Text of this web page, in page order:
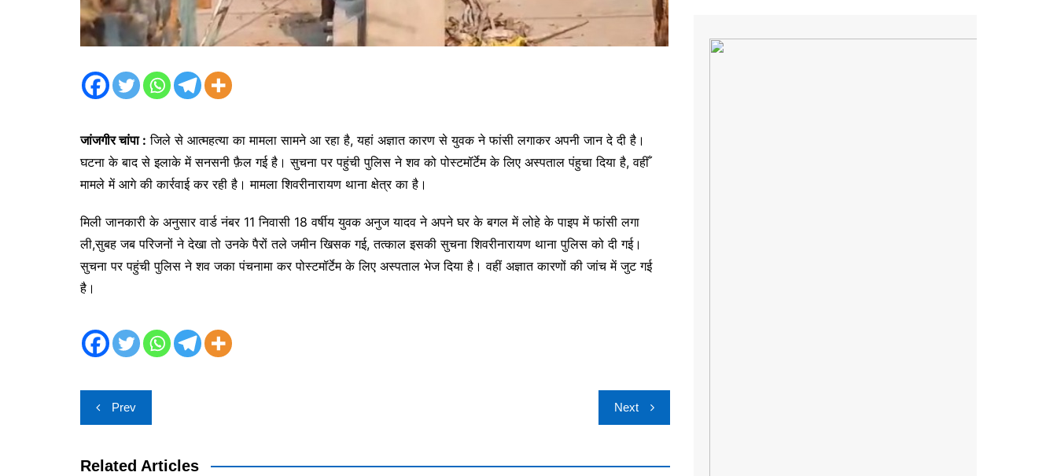
जांजगीर चांपा : जिले से आत्महत्या का मामला सामने आ रहा है, यहां अज्ञात कारण से युवक ने फांसी लगाकर अपनी जान दे दी है।
घटना के बाद से इलाके में सनसनी फ़ैल गई है। सुचना पर पहुंची पुलिस ने शव को पोस्टमॉर्टेम के लिए अस्पताल पंहुचा दिया है, वहीँ
मामले में आगे की कार्रवाई कर रही है। मामला शिवरीनारायण थाना क्षेत्र का है।
मिली जानकारी के अनुसार वार्ड नंबर 11 निवासी 18 वर्षीय युवक अनुज यादव ने अपने घर के बगल में लोहे के पाइप में फांसी लगा
ली,सुबह जब परिजनों ने देखा तो उनके पैरों तले जमीन खिसक गई, तत्काल इसकी सुचना शिवरीनारायण थाना पुलिस को दी गई।
सुचना पर पहुंची पुलिस ने शव जका पंचनामा कर पोस्टमॉर्टेम के लिए अस्पताल भेज दिया है। वहीं अज्ञात कारणों की जांच में जुट गई
है।
Post
navigation
Prev Next
Related Articles